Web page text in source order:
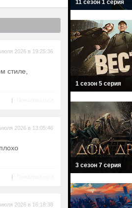
2026 в 19:25:36
стиле,
|
2026 в 13:05:46
|
2026 в 16:18:38
11 сезон 1 серия
1 сезон 5 серия
3 сезон 7 серия